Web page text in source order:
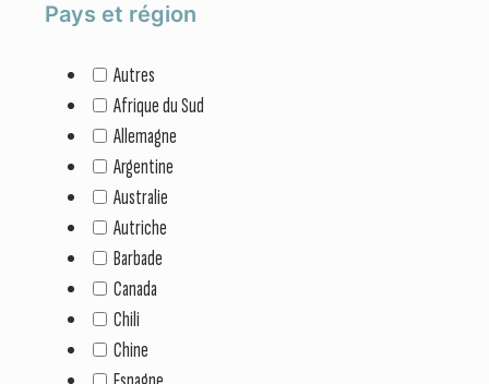
Pays et région
Autres
Afrique du Sud
Allemagne
Argentine
Australie
Autriche
Barbade
Canada
Chili
Chine